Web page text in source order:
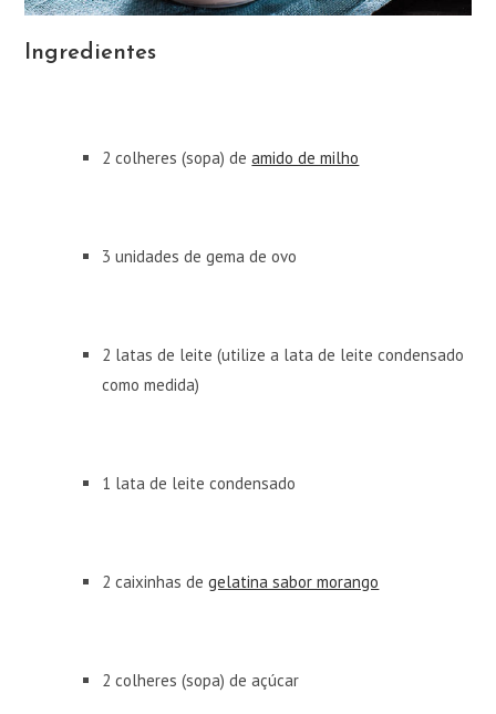
Ingredientes
2 colheres (sopa) deamido de milho
3 unidades de gema de ovo
2 latas de leite (utilize a lata de leite condensado
como medida)
1 lata de leite condensado
2 caixinhas degelatina sabor morango
2 colheres (sopa) de açúcar